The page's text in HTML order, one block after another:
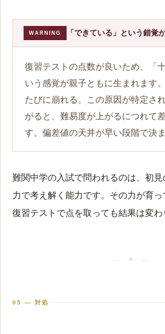
WARNING 「できている」という錯覚
復習テストの点数が良いため、「
いう感覚が親子ともに生まれます
たびに崩れる。この原因が特定さ
がると、難易度が上がるにつれて
す。偏差値の天井が早い段階で決
難関中学の入試で問われるのは、初
力で考え解く能力です。その力が育
復習テストで点を取っても結果は変わ
05 — 対処